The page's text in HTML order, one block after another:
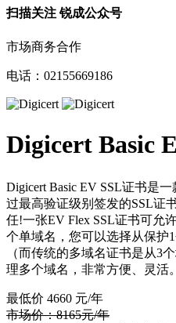
扫描关注 锐成公众号
市场商务合作
电话：02155669186
Digicert Basic
Digicert Basic EV SSL证书是
过最高验证级别签发的SSL证
任!一张EV Flex SSL证书可允
个单域名，您可以选择从保护
（而传统的多域名证书是从3
理多个域名，非常方便、灵活。
最低价 4660 元/年
市场价：8165元/年